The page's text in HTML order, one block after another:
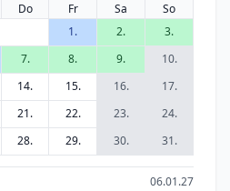
Do Fr Sa
So
1.
2.
3.
7. 8. 9.
10.
14. 15. 16.
17.
21. 22. 23.
24.
28. 29. 30. 31.
06.01.27